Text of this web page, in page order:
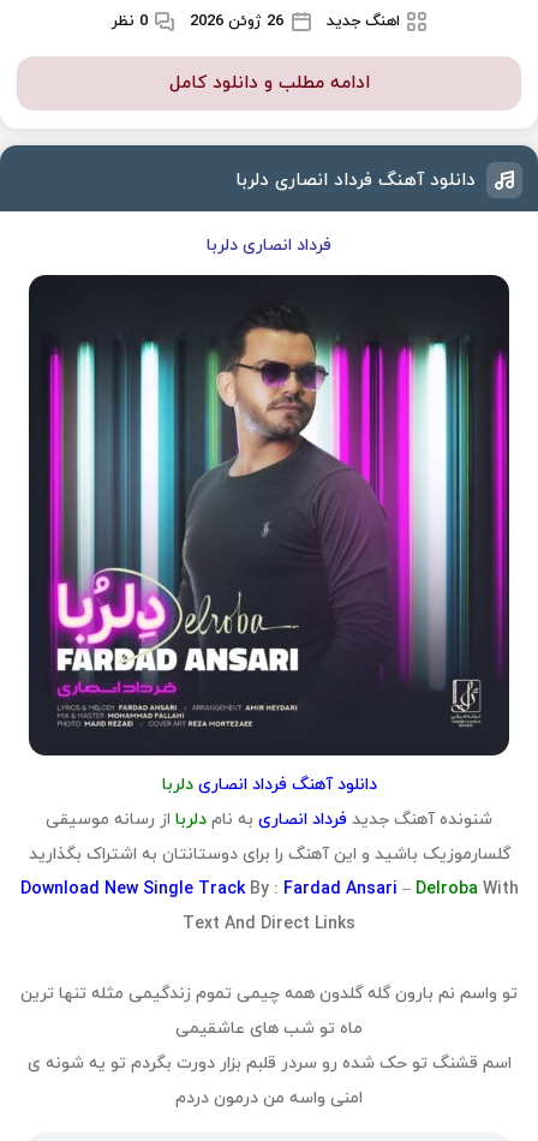
اهنگ جدید 26 ژوئن 2026 0 نظر
ادامه مطلب و دانلود کامل
دانلود آهنگ فرداد انصاری دلربا
فرداد انصاری دلربا
دانلود آهنگ فرداد انصاری دلربا
شنونده آهنگ جدید فرداد انصاری به نام دلربا از رسانه موسیقی
گلسارموزیک باشید و این آهنگ را برای دوستانتان به اشتراک بگذارید
Download New Single Track By : Fardad Ansari – Delroba With
Text And Direct Links
تو واسم نم بارون گله گلدون همه چیمی تموم زندگیمی مثله تنها ترین
ماه تو شب های عاشقیمی
اسم قشنگ تو حک شده رو سردر قلبم بزار دورت بگردم تو یه شونه ی
امنی واسه من درمون دردم